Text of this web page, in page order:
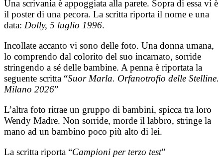
Una scrivania è appoggiata alla parete. Sopra di essa vi è
il poster di una pecora. La scritta riporta il nome e una
data: Dolly, 5 luglio 1996.
Incollate accanto vi sono delle foto. Una donna umana,
lo comprendo dal colorito del suo incarnato, sorride
stringendo a sé delle bambine. A penna è riportata la
seguente scritta “Suor Marla. Orfanotrofio delle Stelline.
Milano 2026”
L’altra foto ritrae un gruppo di bambini, spicca tra loro
Wendy Madre. Non sorride, morde il labbro, stringe la
mano ad un bambino poco più alto di lei.
La scritta riporta “Campioni per terzo test”